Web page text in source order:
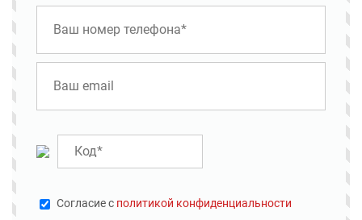
Cогласие с политикой конфиденциальности